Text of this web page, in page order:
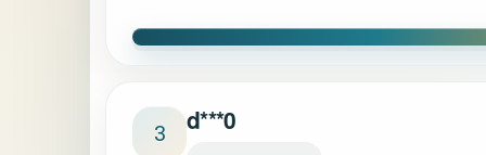
3 d***0